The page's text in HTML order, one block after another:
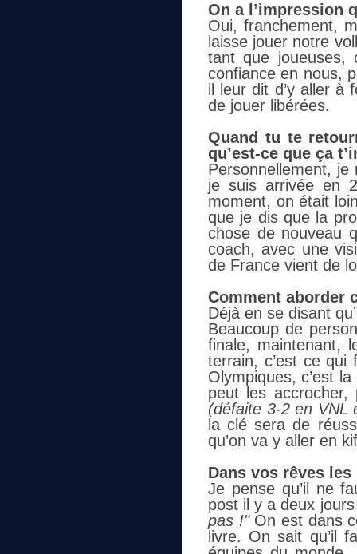
On a l’impression
Oui, franchement,
laisse jouer notre
tant que joueuses,
confiance en nous,
il leur dit d’y aller à
de jouer libérées.
Quand tu te
qu’est-ce que ça
Personnellement,
je suis arrivée en
moment, on était
que je dis que la
chose de nouveau
coach, avec une
de France vient de
Comment aborder
Déjà en se disant
Beaucoup de
finale, maintenant,
terrain, c’est ce
Olympiques, c’est
peut les
(défaite 3-2 en VNL
la clé sera de
qu’on va y aller en
Dans vos rêves
Je pense qu’il ne
post il y a deux
pas !"On est dans
livre. On sait qu’il